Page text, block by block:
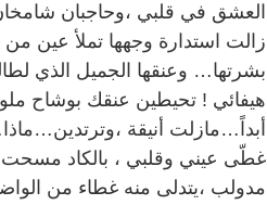
العشق في قلبي ،وحاجبان
زالت استدارة وجهها تملأ عين
بشرتها… وعنقها الجميل الذي
هيفائي ! تحيطين عنقك بوشاح
أبداً…مازلت أنيقة
غطّى عيني وقلبي ، بالكاد
مدولب ،يتدلى منه غطاء من